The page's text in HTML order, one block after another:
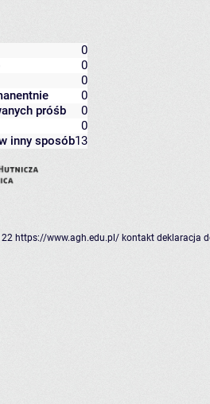
0
0
0
0
próśb
0
0
inny sposób13
22 https://www.agh.edu.pl/ kontakt deklaracja